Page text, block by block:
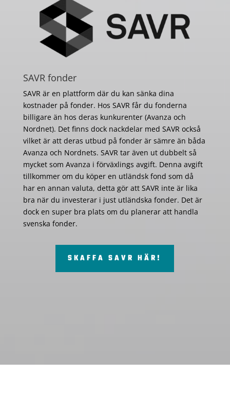
SAVR fonder
SAVR är en plattform där du kan sänka dina
kostnader på fonder. Hos SAVR får du fonderna
billigare än hos deras kunkurenter (Avanza och
Nordnet). Det finns dock nackdelar med SAVR också
vilket är att deras utbud på fonder är sämre än båda
Avanza och Nordnets. SAVR tar även ut dubbelt så
mycket som Avanza i förväxlings avgift. Denna avgift
tillkommer om du köper en utländsk fond som då
har en annan valuta, detta gör att SAVR inte är lika
bra när du investerar i just utländska fonder. Det är
dock en super bra plats om du planerar att handla
svenska fonder.
SKAFFA SAVR HÄR!